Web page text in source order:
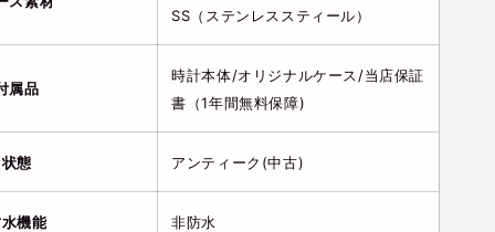
SS（ステンレススティール）
属品
時計本体/オリジナルケース/当店保証
書（1年間無料保障)
状態 アンティーク(中古)
機能 非防水